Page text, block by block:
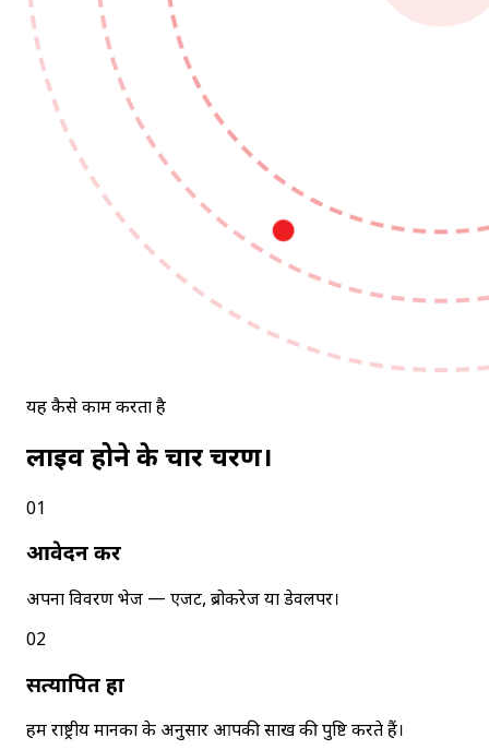
यह कैसे काम करता है
लाइव होने के चार चरण।
01
आवेदन करें
अपना विवरण भेजें — एजेंट, ब्रोकरेज या डेवलपर।
02
सत्यापित हों
हम राष्ट्रीय मानकों के अनुसार आपकी साख की पुष्टि करते हैं।